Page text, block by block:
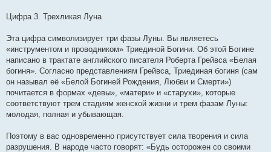
Цифра 3. Трехликая Луна
Эта цифра символизирует три фазы Луны. Вы являетесь
«инструментом и проводником» Триединой Богини. Об этой Богине
написано в трактате английского писателя Роберта Грейвса «Белая
богиня». Согласно представлениям Грейвса, Триединая богиня (сам
он называл её «Белой Богиней Рождения, Любви и Смерти»)
почитается в формах «девы», «матери» и «старухи», которые
соответствуют трем стадиям женской жизни и трем фазам Луны:
молодая, полная и убывающая.
Поэтому в вас одновременно присутствует сила творения и сила
разрушения. В народе часто говорят: «Будь осторожен со своими